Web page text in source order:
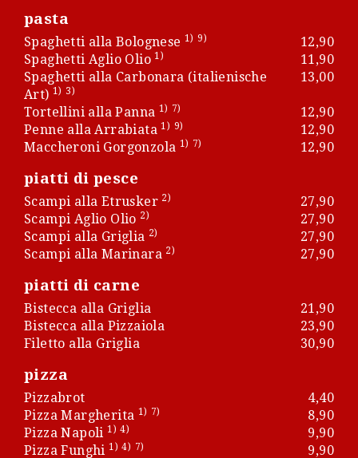
pasta
Spaghetti alla Bolognese 1) 9)
12,90
Spaghetti Aglio Olio 1)
11,90
Spaghetti alla Carbonara (italienische
Art) 1) 3)
13,00
Tortellini alla Panna 1) 7)
12,90
Penne alla Arrabiata 1) 9)
12,90
Maccheroni Gorgonzola 1) 7) 12,90
piatti di pesce
Scampi alla Etrusker 2)
27,90
Scampi Aglio Olio 2)
27,90
Scampi alla Griglia 2)
27,90
Scampi alla Marinara 2) 27,90
piatti di carne
Bistecca alla Griglia
21,90
Bistecca alla Pizzaiola
23,90
Filetto alla Griglia
30,90
pizza
Pizzabrot
4,40
Pizza Margherita 1) 7)
8,90
Pizza Napoli 1) 4)
9,90
Pizza Funghi 1) 4) 7) 9,90